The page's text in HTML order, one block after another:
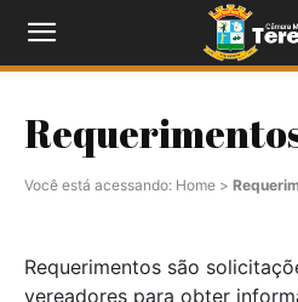
Você está acessando: Home >
Requerimentos são
vereadores para obter